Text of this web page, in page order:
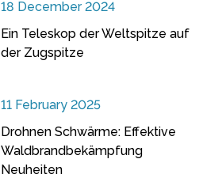
18 December 2024
Ein Teleskop der Weltspitze auf
der Zugspitze
11 February 2025
Drohnen Schwärme: Effektive
Waldbrandbekämpfung
Neuheiten